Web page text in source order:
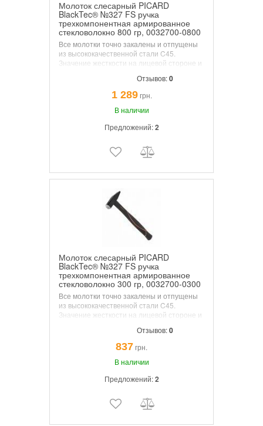
Молоток слесарный PICARD
BlackTec® №327 FS ручка
трехкомпонентная армированное
стекловолокно 800 гр, 0032700-0800
Все молотки точно закалены и отпущены
из высококачественной стали C45.
Значение жесткости на лицевой стороне и
глубина закалки не менее 3 мм. Твердость
в этой зоне не должна превышать 30 HRC
во избежание разрывов.
Отзывов:0
1 289грн.
В наличии
Предложений:2
Молоток слесарный PICARD
BlackTec® №327 FS ручка
трехкомпонентная армированное
стекловолокно 300 гр, 0032700-0300
Все молотки точно закалены и отпущены
из высококачественной стали C45.
Значение жесткости на лицевой стороне и
глубина закалки не менее 3 мм. Твердость
в этой зоне не должна превышать 30 HRC
во избежание разрывов.
Отзывов:0
837грн.
В наличии
Предложений:2